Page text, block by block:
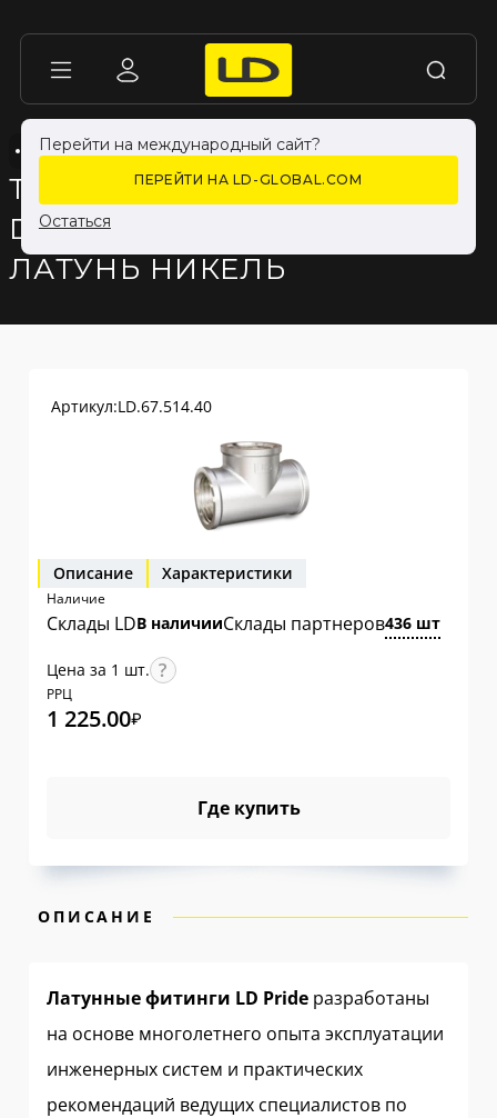
Перейти на международный сайт?
ПЕРЕЙТИ НА LD-GLOBAL.COM
Остаться
ТРОЙНИК ВР-ВР-ВР НИКЕЛИРОВАННЫЕ
ТРОЙНИК LD PRIDE
DN40 (1 1/2") ВР/ВР/ВР
ЛАТУНЬ НИКЕЛЬ
ТРОЙНИК ВР-ВР-ВР НИКЕЛИРОВАННЫЕ
Артикул:LD.67.514.40
Описание Характеристики
Наличие
Склады LDВ наличииСклады партнеров436 шт
Цена за 1 шт.
РРЦ
1 225.00₽
Где купить
ОПИСАНИЕ
Латунные фитинги LD Prideразработаны
на основе многолетнего опыта эксплуатации
инженерных систем и практических
рекомендаций ведущих специалистов по